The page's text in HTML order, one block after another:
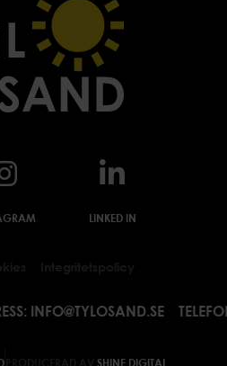
LINKED IN
INFO@TYLOSAND.SE
SHINE DIGITAL